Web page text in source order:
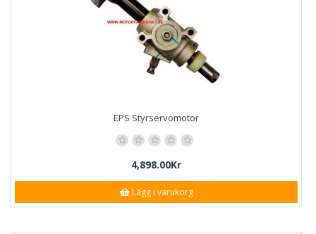
EPS Styrservomotor
4,898.00Kr
Lägg i varukorg